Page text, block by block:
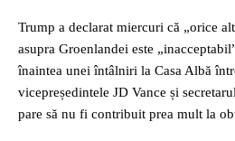
Trump a declarat miercuri că „orice
asupra Groenlandei este
înaintea unei întâlniri la Casa Albă
vicepreședintele JD Vance și
pare să nu fi contribuit prea mult la